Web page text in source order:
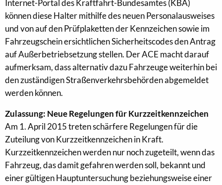
Internet-Portal des Kraftfahrt-Bundesamtes (KBA)
können diese Halter mithilfe des neuen Personalausweises
und von auf den Prüfplaketten der Kennzeichen sowie im
Fahrzeugschein ersichtlichen Sicherheitscodes den Antrag
auf Außerbetriebsetzung stellen. Der ACE macht darauf
aufmerksam, dass alternativ dazu Fahrzeuge weiterhin bei
den zuständigen Straßenverkehrsbehörden abgemeldet
werden können.
Zulassung: Neue Regelungen für Kurzzeitkennzeichen
Am 1. April 2015 treten schärfere Regelungen für die
Zuteilung von Kurzzeitkennzeichen in Kraft.
Kurzzeitkennzeichen werden nur noch zugeteilt, wenn das
Fahrzeug, das damit gefahren werden soll, bekannt und
einer gültigen Hauptuntersuchung beziehungsweise einer